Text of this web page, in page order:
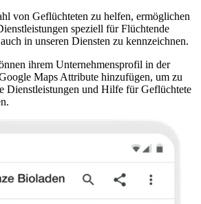
von Geflüchteten zu helfen, ermöglichen
speziell für Flüchtende
in unseren Diensten zu kennzeichnen.
ihrem Unternehmensprofil in der
Maps Attribute hinzufügen, um zu
Dienstleistungen und Hilfe für Geflüchtete